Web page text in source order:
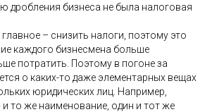
дробления бизнеса не была налоговая
– снизить налоги, поэтому это
каждого бизнесмена больше
потратить. Поэтому в погоне за
о каких-то даже элементарных вещах
юридических лиц. Например,
и то же наименование, один и тот же